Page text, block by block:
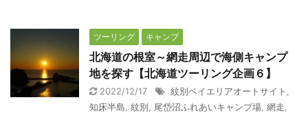
ツーリング キャンプ
北海道の根室～網走周辺で海側キャンプ
地を探す【北海道ツーリング企画６】
2022/12/17 紋別ベイエリアオートサイト
知床半島 紋別 尾岱沼ふれあいキャンプ場 網走